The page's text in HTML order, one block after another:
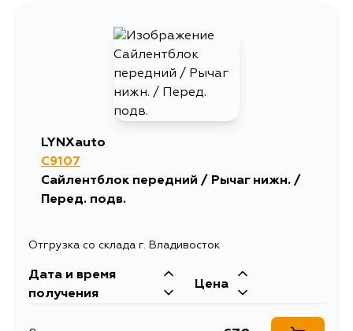
LYNXauto
C9107
Сайлентблок передний / Рычаг нижн. /
Перед. подв.
Отгрузка со склада г. Владивосток
Дата и время
получения
Цена